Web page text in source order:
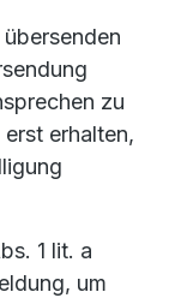
zu
erhalten,
1 lit. a
um